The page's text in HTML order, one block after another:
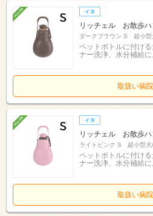
リッチェル お散歩
ダークブラウン S 超小型
ペットボトルに付け
ナー洗浄、水分補給に
取扱い病院
リッチェル お散歩
ライトピンク S 超小型犬/
ペットボトルに付け
ナー洗浄、水分補給に
取扱い病院